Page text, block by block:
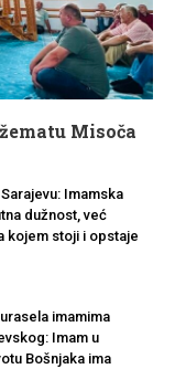
Misoča
Imamska
dužnost, već
kojem stoji i opstaje
imamima
Imam u
Bošnjaka ima